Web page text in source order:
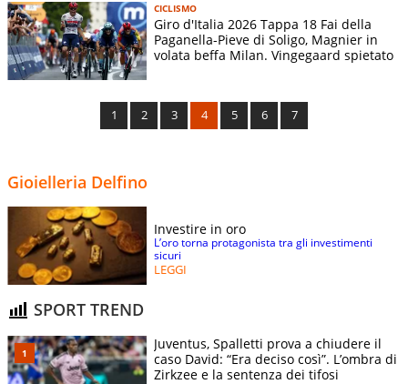
CICLISMO
Giro d'Italia 2026 Tappa 18 Fai della
Paganella-Pieve di Soligo, Magnier in
volata beffa Milan. Vingegaard spietato
1 2 3 4 5 6 7
Gioielleria Delfino
Investire in oro
L’oro torna protagonista tra gli investimenti
sicuri
LEGGI
SPORT TREND
Juventus, Spalletti prova a chiudere il
caso David: “Era deciso così”. L’ombra di
Zirkzee e la sentenza dei tifosi